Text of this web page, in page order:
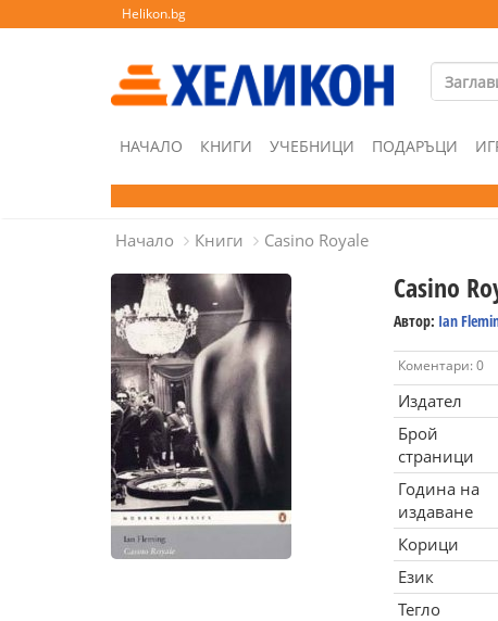
Helikon.bg
НАЧАЛО КНИГИ УЧЕБНИЦИ ПОДАРЪЦИ
Начало Книги Casino Royale
Casino
Автор: Ian
Коментари: 0
Издател
Брой
страници
Година на
издаване
Корици
Език
Тегло